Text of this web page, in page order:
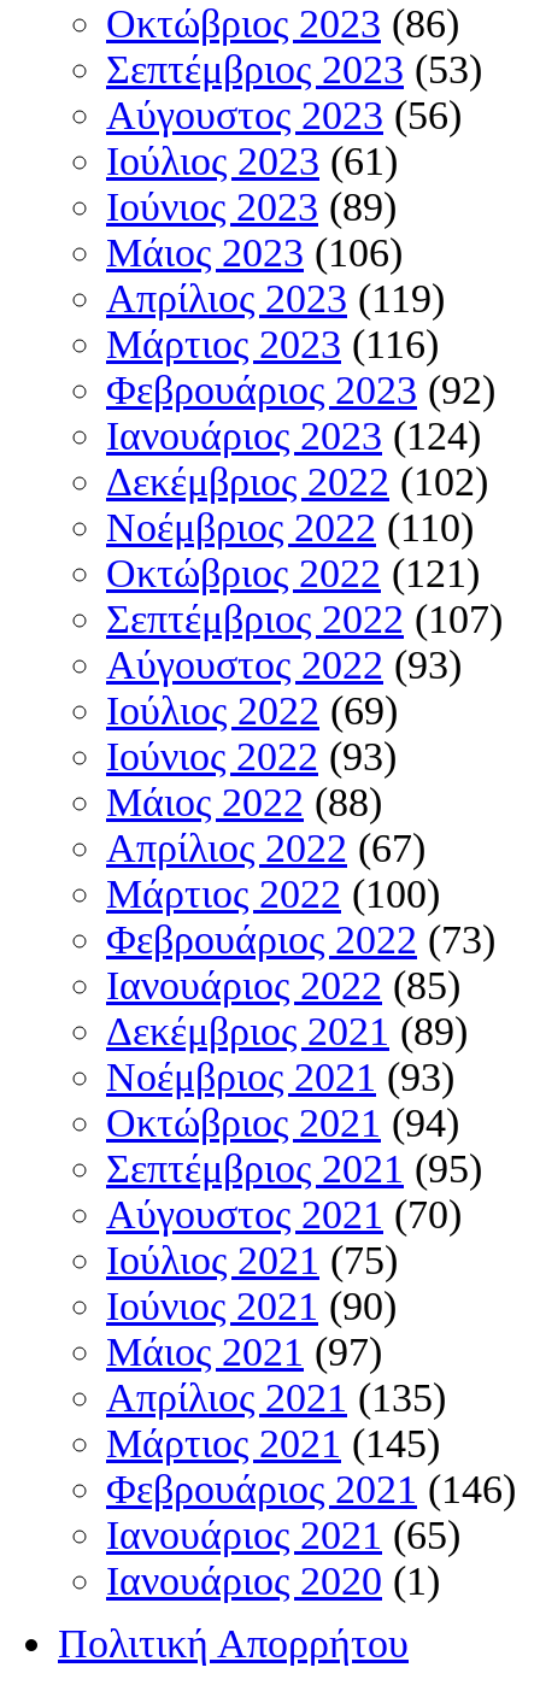
Οκτώβριος 2023 (86)
Σεπτέμβριος 2023 (53)
Αύγουστος 2023 (56)
Ιούλιος 2023 (61)
Ιούνιος 2023 (89)
Μάιος 2023 (106)
Απρίλιος 2023 (119)
Μάρτιος 2023 (116)
Φεβρουάριος 2023 (92)
Ιανουάριος 2023 (124)
Δεκέμβριος 2022 (102)
Νοέμβριος 2022 (110)
Οκτώβριος 2022 (121)
Σεπτέμβριος 2022 (107)
Αύγουστος 2022 (93)
Ιούλιος 2022 (69)
Ιούνιος 2022 (93)
Μάιος 2022 (88)
Απρίλιος 2022 (67)
Μάρτιος 2022 (100)
Φεβρουάριος 2022 (73)
Ιανουάριος 2022 (85)
Δεκέμβριος 2021 (89)
Νοέμβριος 2021 (93)
Οκτώβριος 2021 (94)
Σεπτέμβριος 2021 (95)
Αύγουστος 2021 (70)
Ιούλιος 2021 (75)
Ιούνιος 2021 (90)
Μάιος 2021 (97)
Απρίλιος 2021 (135)
Μάρτιος 2021 (145)
Φεβρουάριος 2021 (146)
Ιανουάριος 2021 (65)
Ιανουάριος 2020 (1)
Πολιτική Απορρήτου